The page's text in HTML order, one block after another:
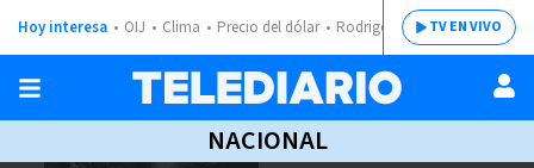
Hoy interesa OIJ Clima Precio del dólar Rodrigo ChavesTV EN VIVO
NACIONAL